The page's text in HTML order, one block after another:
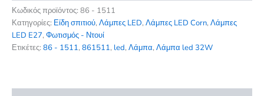
3,15 €.
E27
32W
Ψυχρό
ποσότητα
Κωδικός προϊόντος: 86 - 1511
Κατηγορίες: Είδη σπιτιού, Λάμπες LED, Λάμπες LED Corn, Λάμπες
LED E27, Φωτισμός - Ντουί
Ετικέτες: 86 - 1511, 861511, led, Λάμπα, Λάμπα led 32W